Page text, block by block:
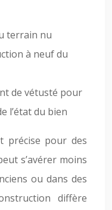
terrain nu
à neuf du
de vétusté pour
l’état du bien
précise pour des
s’avérer moins
ou dans des
diffère